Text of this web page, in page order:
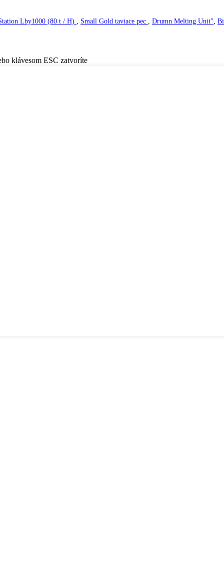
Lby1000 (80 t / H) , Small Gold taviace pec , Drumn Melting Unit",
klávesom ESC zatvoríte